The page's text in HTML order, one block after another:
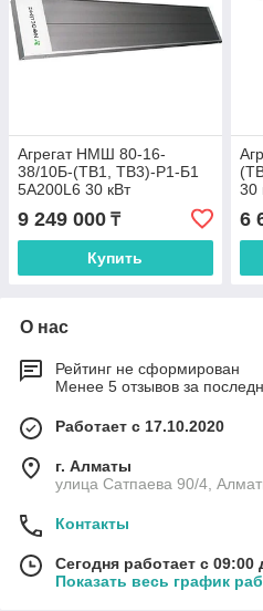
Агрегат НМШ 80-16-
38/10Б-(ТВ1, ТВ3)-Р1-Б1
5А200L6 30 кВт
9 249 000 ₸
Купить
30
6
О нас
Рейтинг не сформирован
Менее 5 отзывов за
Работает с 17.10.2020
г. Алматы
улица Сатпаева 90/4,
Контакты
Сегодня работает с 09:00
Показать весь график